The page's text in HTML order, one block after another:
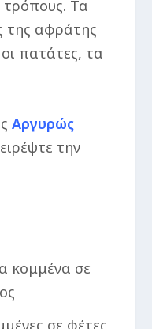
τρόπους. Τα
της αφράτης
πατάτες, τα
Αργυρώς
την
κομμένα σε